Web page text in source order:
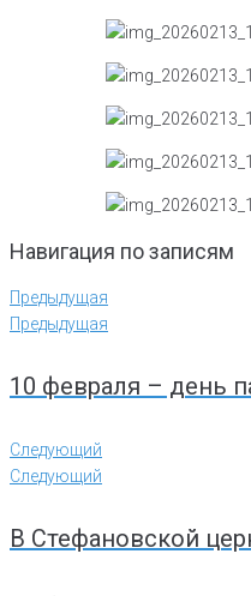
Навигация по записям
Предыдущая
Предыдущая
10 февраля – день
Следующий
Следующий
В Стефановской